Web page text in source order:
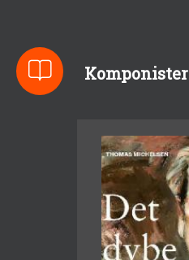
Komponister